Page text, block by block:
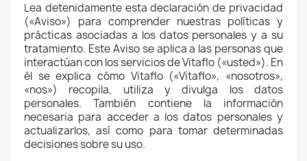
Lea detenidamente esta declaración de privacidad
(«Aviso») para comprender nuestras políticas y
prácticas asociadas a los datos personales y a su
tratamiento. Este Aviso se aplica a las personas que
interactúan con los servicios de Vitaflo («usted»). En
él se explica cómo Vitaflo («Vitaflo», «nosotros»,
«nos») recopila, utiliza y divulga los datos
personales. También contiene la información
necesaria para acceder a los datos personales y
actualizarlos, así como para tomar determinadas
decisiones sobre su uso.